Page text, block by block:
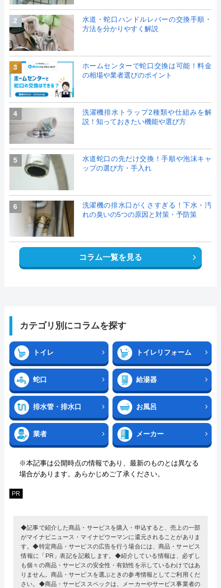
2
水道・蛇口ハンドルレバーの交換手順・
方法を分かりやすく解説
3
ホームセンターで蛇口交換は可能！料金
の相場や業者選びのポイント
4
洗濯機排水トラップ2種類や仕組みを解
説！知っておきたい機能や選び方
5
水道蛇口の先だけ交換！手順や泡沫キャ
ップの選び方・手入れ
6
洗濯機の排水口がくさすぎる！下水・汚
れの臭いの5つの原因と対策・予防策
コラム一覧を見る
カテゴリ別にコラムを探す
トイレ トイレリフォーム
蛇口 給湯器
排水管・排水口 お風呂
業者 メーカー
※本記事は公開時点の情報であり、最新のものとは異なる
場合があります。あらかじめご了承ください。
PR
◆記事で紹介した商品・サービスを購入・申込すると、売上の一部
がマイナビニュース・マイナビウーマンに還元されることがありま
す。◆特定商品・サービスの広告を行う場合には、商品・サービス
情報に「PR」表記を記載します。◆紹介している情報は、必ずし
も個々の商品・サービスの安全性・有効性を示しているわけではあ
りません。商品・サービスを選ぶときの参考情報としてご利用くだ
さい。◆商品・サービススペックは、メーカーやサービス事業者の